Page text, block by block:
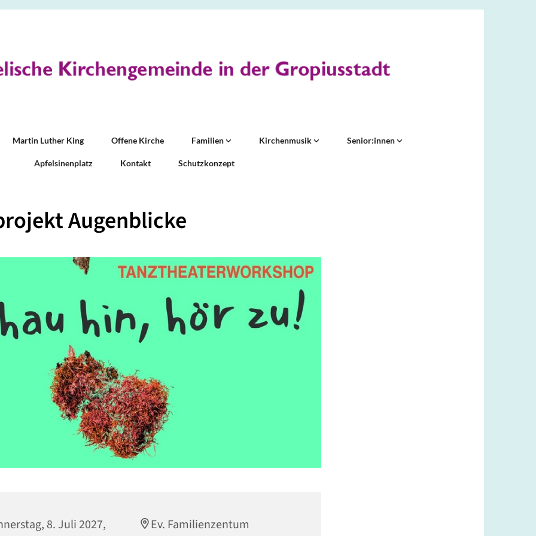
Martin Luther King Offene Kirche Familien Kirchenmusik Senior:innen
Apfelsinenplatz Kontakt Schutzkonzept
Augenblicke
8. Juli 2027,
Ev. Familienzentum